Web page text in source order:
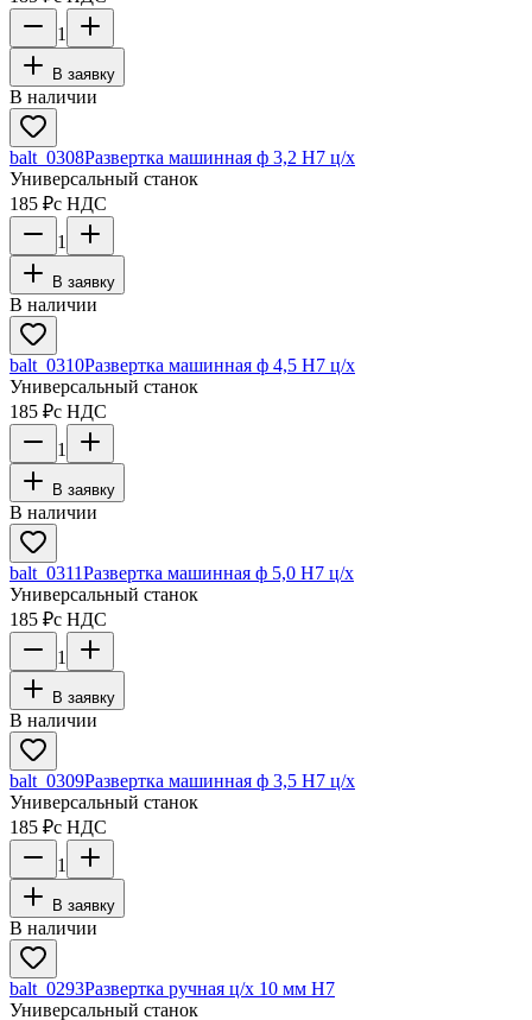
1
В заявку
В наличии
balt_0308Развертка машинная ф 3,2 Н7 ц/х
Универсальный станок
185 ₽с НДС
1
В заявку
В наличии
balt_0310Развертка машинная ф 4,5 Н7 ц/х
Универсальный станок
185 ₽с НДС
1
В заявку
В наличии
balt_0311Развертка машинная ф 5,0 Н7 ц/х
Универсальный станок
185 ₽с НДС
1
В заявку
В наличии
balt_0309Развертка машинная ф 3,5 Н7 ц/х
Универсальный станок
185 ₽с НДС
1
В заявку
В наличии
balt_0293Развертка ручная ц/х 10 мм Н7
Универсальный станок